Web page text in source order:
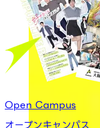
Open Campus
オープンキャンパス